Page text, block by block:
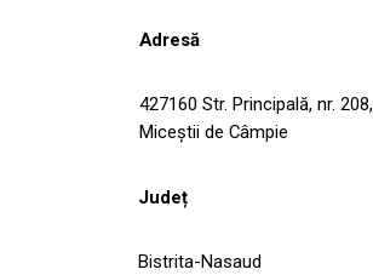
Adresă
427160 Str. Principală, nr. 208,
Miceștii de Câmpie
Județ
Bistrita-Nasaud